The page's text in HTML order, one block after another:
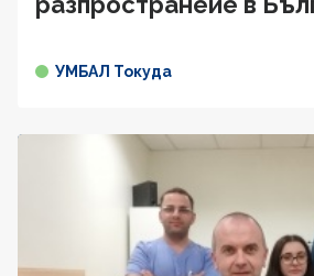
УМБАЛ Токуда